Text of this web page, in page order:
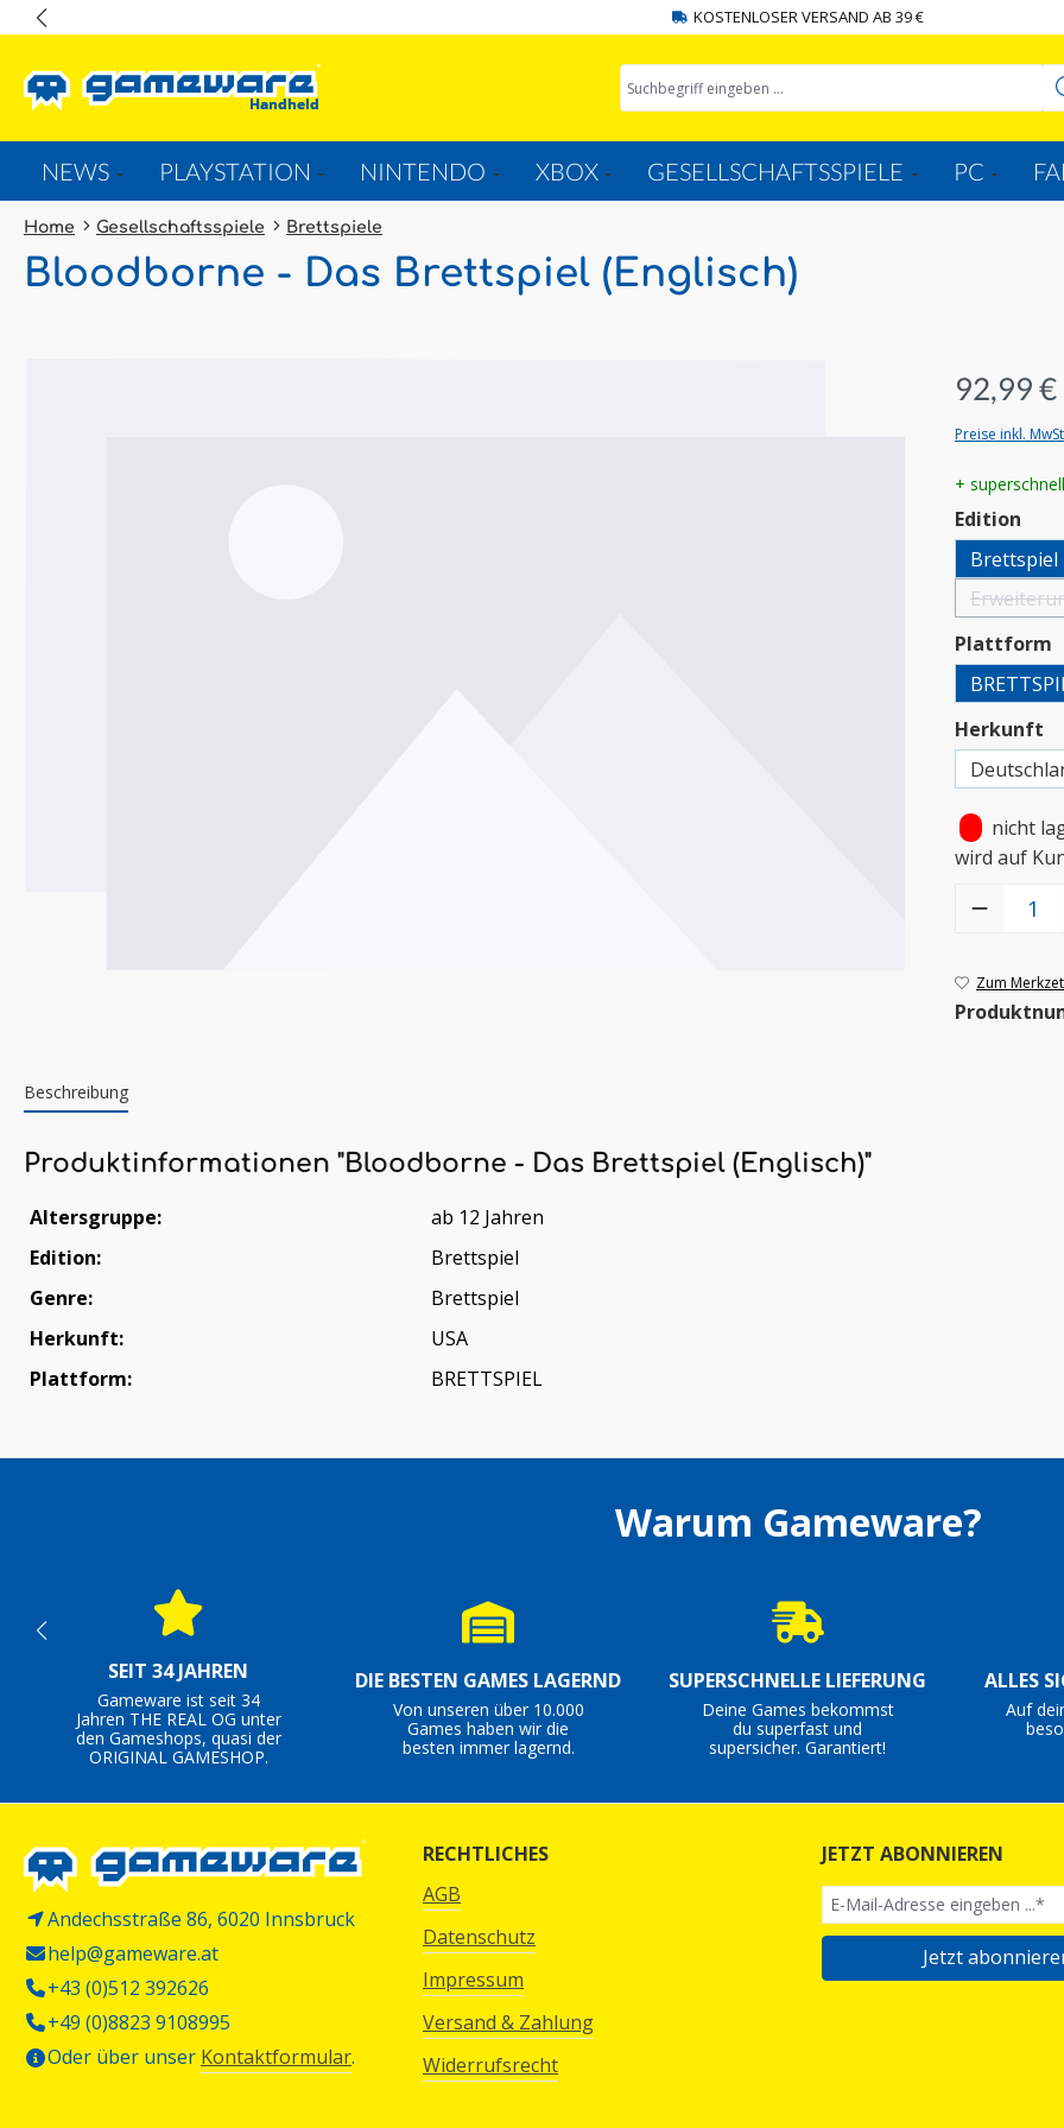
KOSTENLOSER VERSAND AB 39 €
NEWS PLAYSTATION NINTENDO XBOX GESELLSCHAFTSSPIELE PC
Home Gesellschaftsspiele Brettspiele
Bloodborne - Das Brettspiel (Englisch)
92,99 €
Preise inkl.
+
Edition
Brettspiel
Plattform
Herkunft
nicht
wird auf
Produkt
Zum
Beschreibung
Produktinformationen "Bloodborne - Das Brettspiel (Englisch)"
Altersgruppe:
ab 12 Jahren
Edition:
Brettspiel
Genre:
Brettspiel
Herkunft:
USA
Plattform:
BRETTSPIEL
Warum Gameware?
SEIT 34 JAHREN
Gameware ist seit 34
Jahren THE REAL OG unter
den Gameshops, quasi der
ORIGINAL GAMESHOP.
DIE BESTEN GAMES LAGERND
Von unseren über 10.000
Games haben wir die
besten immer lagernd.
SUPERSCHNELLE LIEFERUNG
Deine Games bekommst
du superfast und
supersicher. Garantiert!
ALLES
Auf
Andechsstraße 86, 6020 Innsbruck
help@gameware.at
+43 (0)512 392626
+49 (0)8823 9108995
Oder über unser Kontaktformular.
RECHTLICHES
AGB
Datenschutz
Impressum
Versand & Zahlung
Widerrufsrecht
JETZT ABONNIEREN
Jetzt